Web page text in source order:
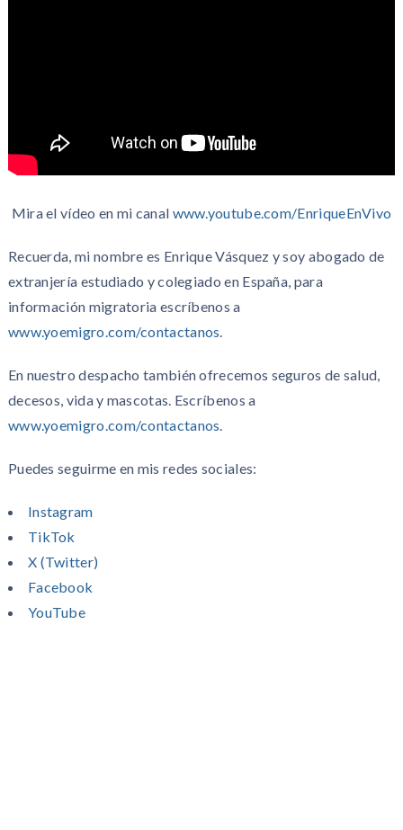
Mira el vídeo en mi canal www.youtube.com/EnriqueEnVivo
Recuerda, mi nombre es Enrique Vásquez y soy abogado de
extranjería estudiado y colegiado en España, para
información migratoria escríbenos a
www.yoemigro.com/contactanos.
En nuestro despacho también ofrecemos seguros de salud,
decesos, vida y mascotas. Escríbenos a
www.yoemigro.com/contactanos.
Puedes seguirme en mis redes sociales:
Instagram
TikTok
X (Twitter)
Facebook
YouTube